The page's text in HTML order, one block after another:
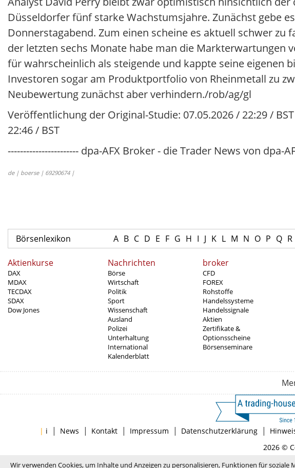
Düsseldorfer fünf starke Wachstumsjahre. Zunächst gebe
Donnerstagabend. Zum einen scheine es aktuell schwer
der letzten sechs Monate habe man die Markterwartungen
für wahrscheinlich als steigende und kappte seine eigenen
Investoren sogar am Produktportfolio von Rheinmetall zu
Neubewertung zunächst aber verhindern./rob/ag/gl
Veröffentlichung der Original-Studie: 07.05.2026 / 22:29 /
22:46 / BST
----------------------- dpa-AFX Broker - die Trader News von dpa-
de | boerse | 69290674 |
Börsenlexikon A B C D E F G H I J K L M N O P Q R
Aktienkurse
DAX
MDAX
TECDAX
SDAX
Dow Jones
Nachrichten
Börse
Wirtschaft
Politik
Sport
Wissenschaft
Ausland
Polizei
Unterhaltung
International
Kalenderblatt
broker
CFD
FOREX
Rohstoffe
Handelssysteme
Handelssignale
Aktien
Zertifikate &
Optionsscheine
Börsenseminare
| i | News | Kontakt | Impressum | Datenschutzerklärung |
2026 ©
Wir verwenden Cookies, um Inhalte und Anzeigen zu personalisieren, Funktionen für